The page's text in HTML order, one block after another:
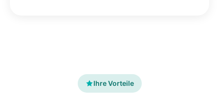
Ihre Vorteile